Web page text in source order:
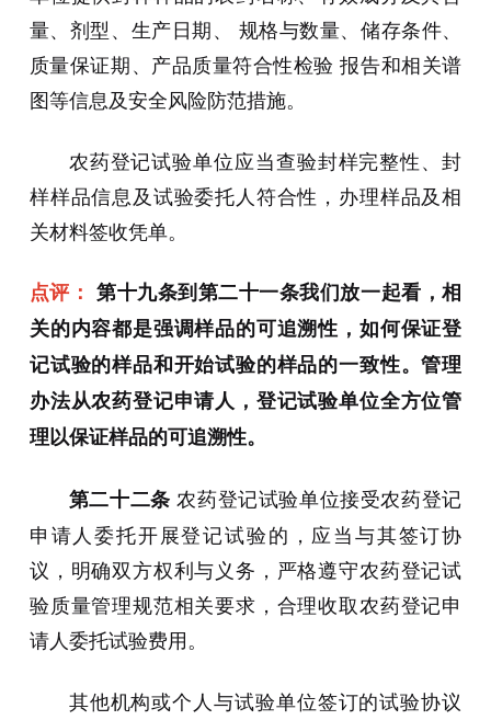
量、剂型、生产日期、 规格与数量、储存条件、
质量保证期、产品质量符合性检验 报告和相关谱
图等信息及安全风险防范措施。
农药登记试验单位应当查验封样完整性、封
样样品信息及试验委托人符合性，办理样品及相
关材料签收凭单。
点评： 第十九条到第二十一条我们放一起看，相
关的内容都是强调样品的可追溯性，如何保证登
记试验的样品和开始试验的样品的一致性。管理
办法从农药登记申请人，登记试验单位全方位管
理以保证样品的可追溯性。
第二十二条 农药登记试验单位接受农药登记
申请人委托开展登记试验的，应当与其签订协
议，明确双方权利与义务，严格遵守农药登记试
验质量管理规范相关要求，合理收取农药登记申
请人委托试验费用。
其他机构或个人与试验单位签订的试验协议